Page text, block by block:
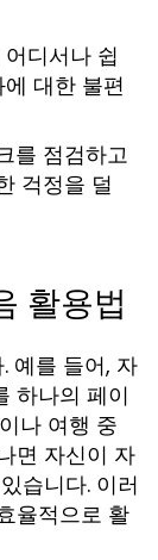
디서나 쉽
대한 불편
를 점검하고
걱정을 덜
활용법
예를 들어, 자
하나의 페이
나 여행 중
면 자신이 자
습니다. 이러
율적으로 활